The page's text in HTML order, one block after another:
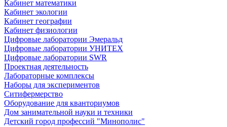
Кабинет математики
Кабинет экологии
Кабинет географии
Кабинет физиологии
Цифровые лаборатории Эмеральд
Цифровые лаборатории УНИТЕХ
Цифровые лаборатории SWR
Проектная деятельность
Лабораторные комплексы
Наборы для экспериментов
Ситифермерство
Оборудование для кванториумов
Дом занимательной науки и техники
Детский город профессий "Минополис"